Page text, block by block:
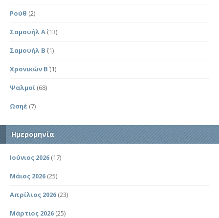
Ρούθ (2)
Σαμουήλ Α΄(13)
Σαμουήλ Β΄ (1)
Χρονικών Β΄ (1)
Ψαλμοί (68)
Ωσηέ (7)
Ημερομηνία
Ιούνιος 2026 (17)
Μάιος 2026 (25)
Απρίλιος 2026 (23)
Μάρτιος 2026 (25)